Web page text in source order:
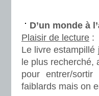
D’un monde à
Plaisir de lecture :
Le livre estampillé
le plus recherché,
pour entrer/
faiblards mais on